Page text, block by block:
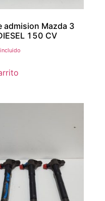
admision Mazda 3
150 CV
incluido